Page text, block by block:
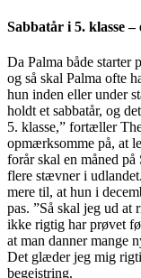
Sabbatår i 5. klasse
Da Palma både starter
og så skal Palma ofte
hun inden eller under
holdt et sabbatår, og
5. klasse,” fortæller
opmærksomme på, at
forår skal en måned
flere stævner i
mere til, at hun i
pas. ”Så skal jeg ud at
ikke rigtig har prøvet
at man danner mange
Det glæder jeg mig
begejstring.